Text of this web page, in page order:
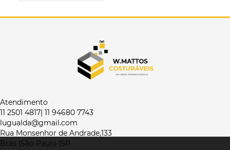
Atendimento
11 2501 4817| 11 94680 7743
lugualda@gmail.com
Rua Monsenhor de Andrade,133
Brás |São Paulo |SP